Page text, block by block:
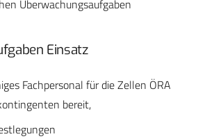
Überwachungsaufgaben
Einsatz
Fachpersonal für die Zellen ÖRA
bereit,